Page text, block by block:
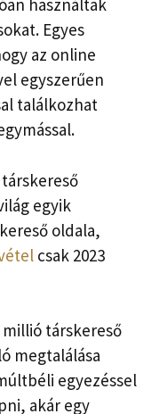
használtak
Egyes
az online
egyszerűen
találkozhat
egyik
oldala,
csak 2023
társkereső
megtalálása
egyezéssel
akár egy